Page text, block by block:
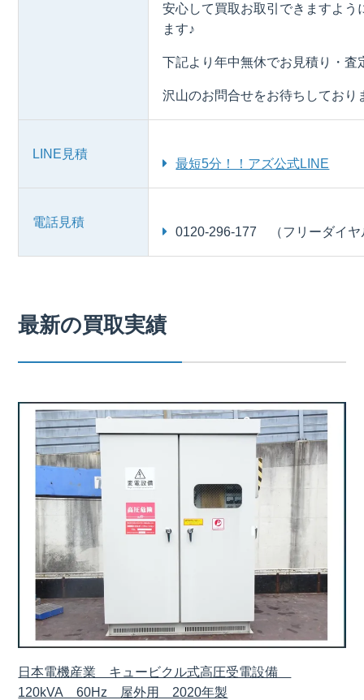
安心して買取お取引できますよう
ます♪
下記より年中無休でお見積り・査
沢山のお問合せをお待ちしており
LINE見積
最短5分！！アズ公式LINE
電話見積
0120-296-177 （フリーダイヤ
最新の買取実績
日本電機産業 キュービクル式高圧受電設備
120kVA 60Hz 屋外用 2020年製